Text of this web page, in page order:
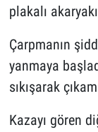
plakalı
Çarpmanın
yanmaya
sıkışarak
Kazayı gören